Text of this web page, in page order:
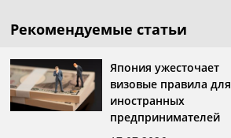
العربية
Рекомендуемые статьи
Япония ужесточает
визовые правила для
иностранных
предпринимателей